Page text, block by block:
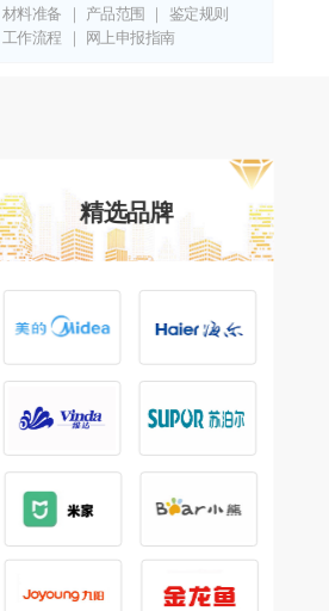
材料准备 ｜ 产品范围 ｜ 鉴定规则
工作流程 ｜ 网上申报指南
精选品牌